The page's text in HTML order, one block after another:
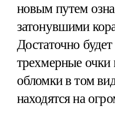
новым путем
затонувшими
Достаточно будет
трехмерные очки
обломки в том
находятся на